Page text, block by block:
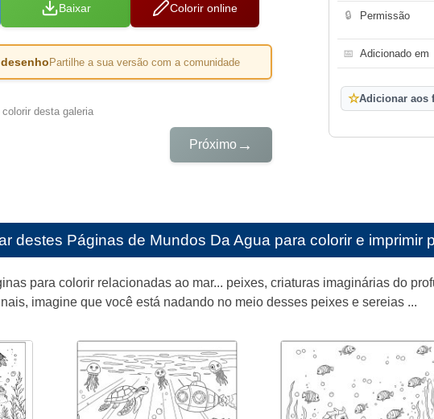
Baixar Colorir online
Partilhe a sua versão com a comunidade
desta galeria
Próximo →
🔒 Permissão
📅 Adicionado em
☆Adicionar aos
destes Páginas de Mundos Da Agua para colorir e imprimir
para colorir relacionadas ao mar... peixes, criaturas imaginárias do
imagine que você está nadando no meio desses peixes e sereias ...